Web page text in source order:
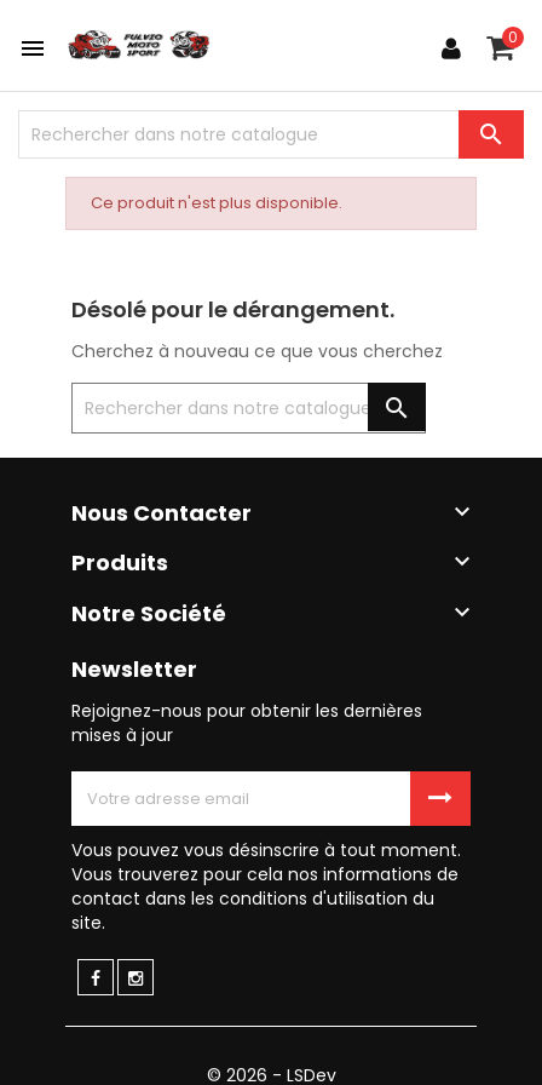
 0

Ce produit n'est plus disponible.
Désolé pour le dérangement.
Cherchez à nouveau ce que vous cherchez

Nous Contacter 
Produits 
Notre Société 
Newsletter
Rejoignez-nous pour obtenir les dernières
mises à jour
Vous pouvez vous désinscrire à tout moment.
Vous trouverez pour cela nos informations de
contact dans les conditions d'utilisation du
site.
© 2026 - LSDev